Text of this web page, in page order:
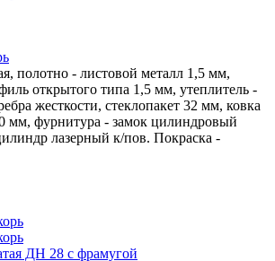
полотно - листовой металл 1,5 мм,
открытого типа 1,5 мм, утеплитель -
жесткости, стеклопакет 32 мм, ковка
мм, фурнитура - замок цилиндровый
лазерный к/пов. Покраска -